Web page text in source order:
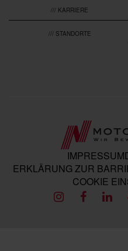
/// KARRIERE
/// STANDORTE
IMPRESSUM
ERKLÄRUNG ZUR
COOKIE